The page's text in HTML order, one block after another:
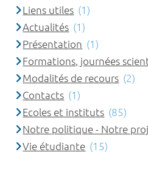
Liens utiles (1)
Actualités (1)
Présentation (1)
Formations, journées
Modalités de recours (2)
Contacts (1)
Ecoles et instituts (85)
Notre politique - Notre
Vie étudiante (15)